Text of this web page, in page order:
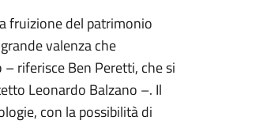
fruizione del patrimonio
valenza che
riferisce Ben Peretti, che si
Leonardo Balzano –. Il
con la possibilità di